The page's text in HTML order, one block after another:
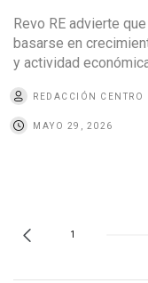
Revo RE advierte
basarse en
y actividad
REDACCIÓN CENTRO
MAYO 29, 2026
1